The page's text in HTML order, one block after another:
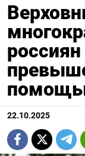
22.10.2025